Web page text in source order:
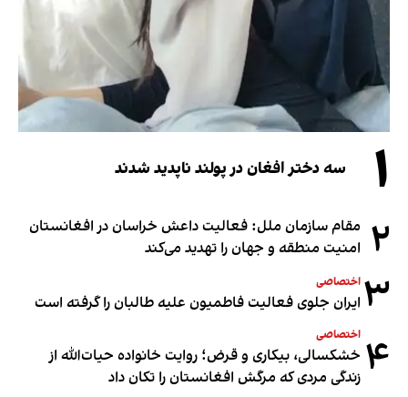
۱ سه دختر افغان در پولند ناپدید شدند
۲ مقام سازمان ملل: فعالیت داعش خراسان در افغانستان
امنیت منطقه و جهان را تهدید می‌کند
۳ اختصاصی
ایران جلوی فعالیت فاطمیون علیه طالبان را گرفته است
۴ اختصاصی
خشکسالی، بیکاری و قرض؛ روایت خانواده حیات‌الله از
زندگی مردی که مرگش افغانستان را تکان داد